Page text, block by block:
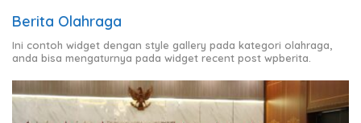
Berita Olahraga
Ini contoh widget dengan style gallery pada kategori olahraga,
anda bisa mengaturnya pada widget recent post wpberita.